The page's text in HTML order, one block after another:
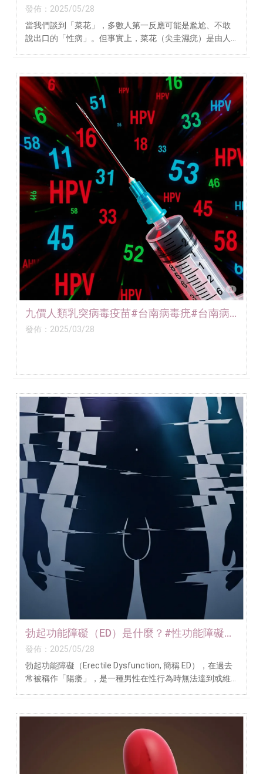
發佈：2025/05/28
當我們談到「菜花」，多數人第一反應可能是尷尬、不敢
說出口的「性病」。但事實上，菜花（尖圭濕疣）是由人
九價人類乳突病毒疫苗#台南病毒疣#台南病
毒疣治療
發佈：2025/03/28
勃起功能障礙（ED）是什麼？#性功能障礙門
診#性功能障礙治療
發佈：2025/05/28
勃起功能障礙（Erectile Dysfunction, 簡稱 ED），在過去
常被稱作「陽痿」，是一種男性在性行為時無法達到或維